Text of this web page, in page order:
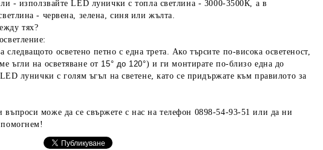
- използвайте LED лунички с топла светлина - 3000-3500К, а в
- червена, зелена, синя или жълта.
тях?
осветено петно с една трета. Ако търсите по-висока осветеност,
ъгли на осветяване от 15° до 120°) и ги монтирате по-близо една до
лунички с голям ъгъл на светене, като се придържате към правилото за
въпроси може да се свържете с нас на телефон 0898-54-93-51 или да ни